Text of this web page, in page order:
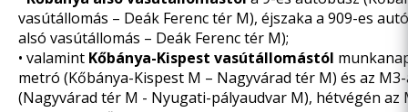
vasútállomás – Deák Ferenc tér M), éjszaka a 909-es
alsó vasútállomás – Deák Ferenc tér M);
• valamint Kőbánya-Kispest vasútállomástól
metró (Kőbánya-Kispest M – Nagyvárad tér M) és az
(Nagyvárad tér M - Nyugati-pályaudvar M), hétvégén az